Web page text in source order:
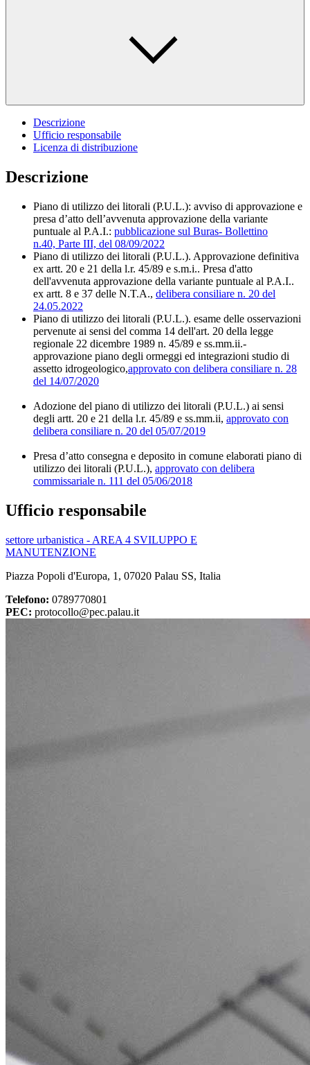
Descrizione
Ufficio responsabile
Licenza di distribuzione
Descrizione
Piano di utilizzo dei litorali (P.U.L.): avviso di approvazione e
presa d’atto dell’avvenuta approvazione della variante
puntuale al P.A.I.: pubblicazione sul Buras- Bollettino
n.40, Parte III, del 08/09/2022
Piano di utilizzo dei litorali (P.U.L.). Approvazione definitiva
ex artt. 20 e 21 della l.r. 45/89 e s.m.i.. Presa d'atto
dell'avvenuta approvazione della variante puntuale al P.A.I..
ex artt. 8 e 37 delle N.T.A., delibera consiliare n. 20 del
24.05.2022
Piano di utilizzo dei litorali (P.U.L.). esame delle osservazioni
pervenute ai sensi del comma 14 dell'art. 20 della legge
regionale 22 dicembre 1989 n. 45/89 e ss.mm.ii.-
approvazione piano degli ormeggi ed integrazioni studio di
assetto idrogeologico,approvato con delibera consiliare n. 28
del 14/07/2020
Adozione del piano di utilizzo dei litorali (P.U.L.) ai sensi
degli artt. 20 e 21 della l.r. 45/89 e ss.mm.ii, approvato con
delibera consiliare n. 20 del 05/07/2019
Presa d’atto consegna e deposito in comune elaborati piano di
utilizzo dei litorali (P.U.L.), approvato con delibera
commissariale n. 111 del 05/06/2018
Ufficio responsabile
settore urbanistica - AREA 4 SVILUPPO E
MANUTENZIONE
Piazza Popoli d'Europa, 1, 07020 Palau SS, Italia
Telefono: 0789770801
PEC: protocollo@pec.palau.it